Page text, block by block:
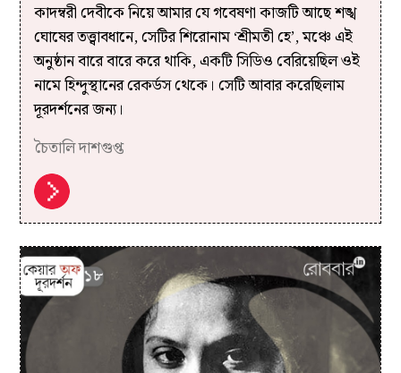
কাদম্বরী দেবীকে নিয়ে আমার যে গবেষণা কাজটি আছে শঙ্খ
ঘোষের তত্ত্বাবধানে, সেটির শিরোনাম ‘শ্রীমতী হে’, মঞ্চে এই
অনুষ্ঠান বারে বারে করে থাকি, একটি সিডিও বেরিয়েছিল ওই
নামে হিন্দুস্থানের রেকর্ডস থেকে। সেটি আবার করেছিলাম
দূরদর্শনের জন্য।
চৈতালি দাশগুপ্ত